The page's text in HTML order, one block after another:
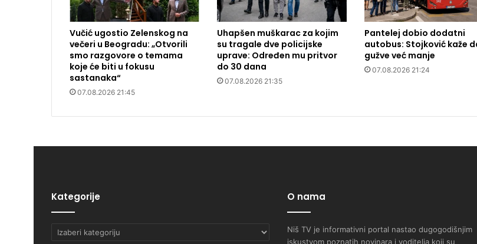
Vučić ugostio Zelenskog na
večeri u Beogradu: „Otvorili
smo razgovore o temama
koje će biti u fokusu
sastanaka“
07.08.2026 21:45
Uhapšen muškarac za kojim
su tragale dve policijske
uprave: Određen mu pritvor
do 30 dana
07.08.2026 21:35
Pantelej dobio dodatni
autobus: Stojković kaže
gužve već manje
07.08.2026 21:24
Kategorije
Kategorije
O nama
Niš TV je informativni portal nastao dugogodišnjim
iskustvom poznatih novinara i voditelja koji su